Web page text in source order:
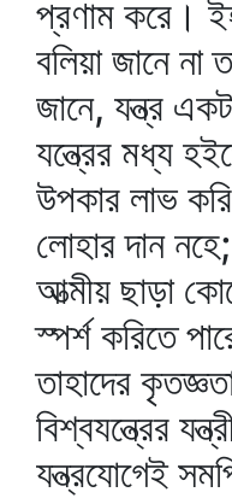
প্রণাম করে।
বলিয়া জানে না
জানে, যন্ত্র
যন্ত্রের মধ্য
উপকার লাভ
লোহার দান
আত্মীয় ছাড়া
স্পর্শ করিতে
তাহাদের
বিশ্বযন্ত্রের
যন্ত্রযোগেই